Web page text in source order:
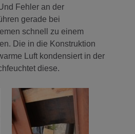
Fehler an der
gerade bei
schnell zu einem
Die in die Konstruktion
Luft kondensiert in der
diese.